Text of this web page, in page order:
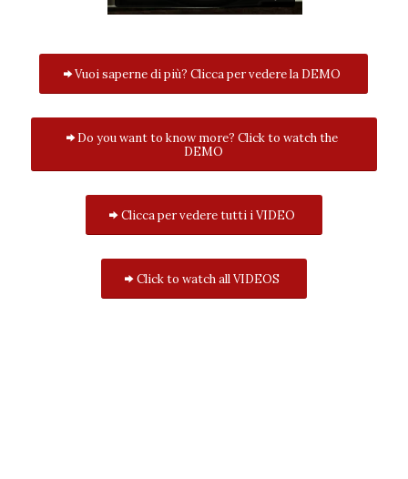
Vuoi saperne di più? Clicca per vedere la DEMO
Do you want to know more? Click to watch the
DEMO
Clicca per vedere tutti i VIDEO
Click to watch all VIDEOS